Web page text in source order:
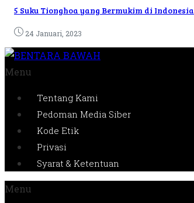
5 Suku Tionghoa yang Bermukim di Indonesia
24 Januari, 2023
Menu
Tentang Kami
Pedoman Media Siber
Kode Etik
Privasi
Syarat & Ketentuan
Menu